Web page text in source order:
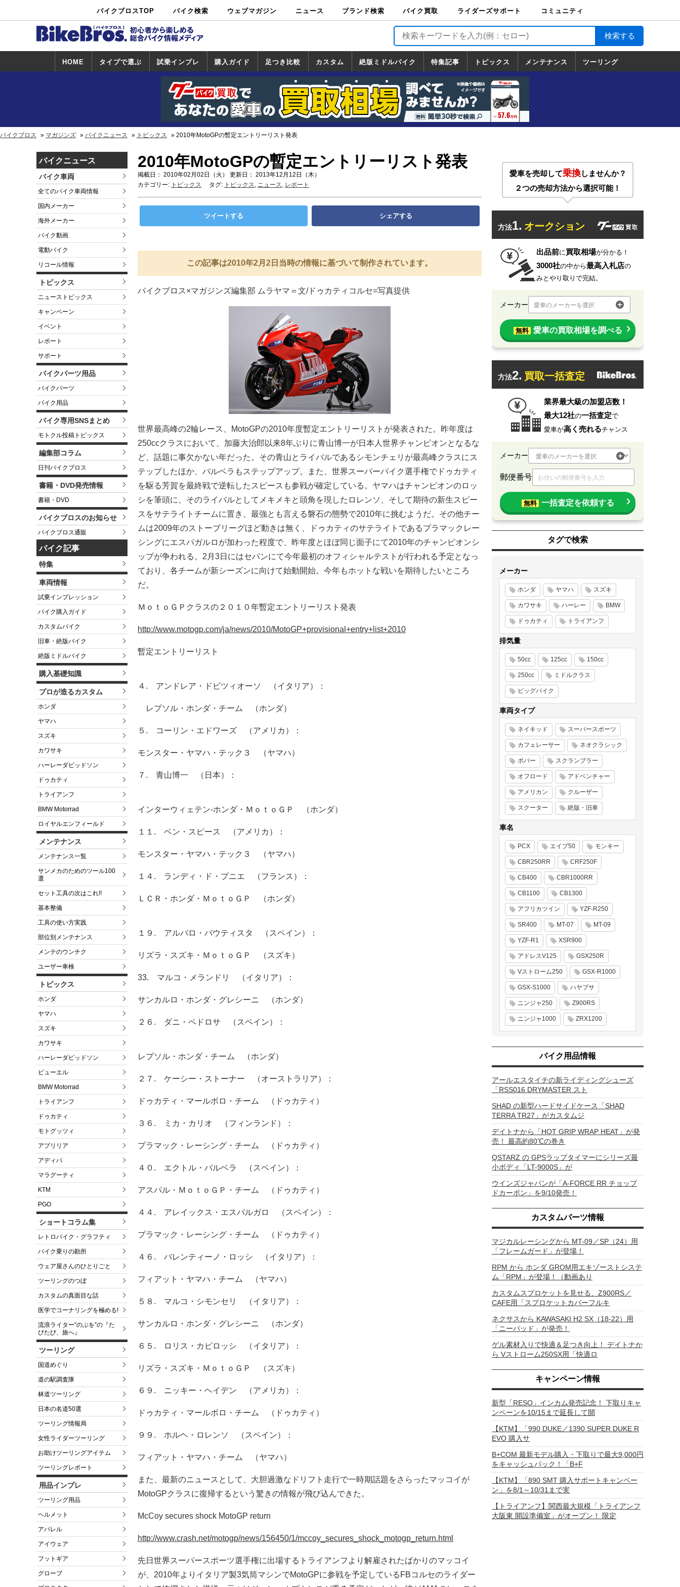
バイクブロスTOP バイク検索
中古バイ
ク・新車検
カタログ検
索
ショップ検
索
ウェブマガジン ニュース ブランド検索 バイク買取
バイク買取
ライダーズサポート
ライダーズサポート
TOP
バイク輸送
バイクガレージライ
フ
バイク車両保険
ロードサービス
バイク試乗
コミュニティ
HOME タイプで選ぶ 試乗インプレ
試乗インプレ
一覧
ホンダ
ヤマハ
スズキ
カワサキ
ハーレー
BMW
トライアンフ
ドゥカティ
購入ガイド
一覧
足つき比較 カスタム
カスタム
一覧
ホンダ
ヤマハ
スズキ
カワサキ
絶版ミドルバイク
絶版ミドルバイク
一覧
ホンダ
ヤマハ
スズキ
カワサキ
特集記事 トピックス
トピックス
一覧
ホンダ
ヤマハ
スズキ
カワサキ
ハーレーダ
ビッドソン
BMW
ドゥカティ
トライアン
フ
メンテナンス ツーリング
道の駅調査隊
ツーリング情報局
日本の道50選
国道めぐり
林道ツーリング
バイクブロス マガジンズ バイクニュース トピックス 2010年MotoGPの暫定エントリーリスト発表
バイクニュース
バイク車両
全てのバイク車両情報
国内メーカー
海外メーカー
バイク動画
電動バイク
リコール情報
トピックス
ニューストピックス
キャンペーン
イベント
レポート
サポート
バイクパーツ用品
バイクパーツ
バイク用品
バイク専用SNSまとめ
モトクル投稿トピックス
編集部コラム
日刊バイクブロス
書籍・DVD発売情報
書籍・DVD
バイクブロスのお知らせ
バイクブロス通販
バイク記事
特集
車両情報
試乗インプレッション
バイク購入ガイド
カスタムバイク
旧車・絶版バイク
絶版ミドルバイク
購入基礎知識
プロが造るカスタム
ホンダ
ヤマハ
スズキ
カワサキ
ハーレーダビッドソン
ドゥカティ
トライアンフ
BMW Motorrad
ロイヤルエンフィールド
メンテナンス
メンテナンス一覧
サンメカのためのツール100
選
セット工具の次はこれ!!
基本整備
工具の使い方実践
部位別メンテナンス
メンテのウンチク
ユーザー車検
トピックス
ホンダ
ヤマハ
スズキ
カワサキ
ハーレーダビッドソン
ビューエル
BMW Motorrad
トライアンフ
ドゥカティ
モトグッツィ
アプリリア
アディバ
マラグーティ
KTM
PGO
ショートコラム集
レトロバイク・グラフティ
バイク乗りの勘所
ウェア屋さんのひとりごと
ツーリングのつぼ
カスタムの真面目な話
医学でコーナリングを極める!
流浪ライター“のぶを”の『た
びたび、旅へ』
ツーリング
国道めぐり
道の駅調査隊
林道ツーリング
日本の名道50選
ツーリング情報局
女性ライダーツーリング
お助けツーリングアイテム
ツーリングレポート
用品インプレ
ツーリング用品
ヘルメット
アパレル
アイウェア
フットギア
グローブ
2010年MotoGPの暫定エントリーリスト発表
掲載日： 2010年02月02日（火） 更新日： 2013年12月12日（木）
カテゴリー: トピックス タグ: トピックス, ニュース, レポート
ツイートする シェアする
この記事は2010年2月2日当時の情報に基づいて制作されています。
バイクブロス×マガジンズ編集部 ムラヤマ＝文/ドゥカティコルセ=写真提供
世界最高峰の2輪レース、MotoGPの2010年度暫定エントリーリストが発表された。昨年度は
250ccクラスにおいて、加藤大治郎以来8年ぶりに青山博一が日本人世界チャンピオンとなるな
ど、話題に事欠かない年だった。その青山とライバルであるシモンチェリが最高峰クラスにス
テップしたほか、バルベラもステップアップ。また、世界スーパーバイク選手権でドゥカティ
を駆る芳賀を最終戦で逆転したスピースも参戦が確定している。ヤマハはチャンピオンのロッ
シを筆頭に、そのライバルとしてメキメキと頭角を現したロレンソ、そして期待の新生スピー
スをサテライトチームに置き、最強とも言える磐石の態勢で2010年に挑むようだ。その他チー
ムは2009年のストーブリーグほど動きは無く、ドゥカティのサテライトであるプラマックレー
シングにエスパガルロが加わった程度で、昨年度とほぼ同じ面子にて2010年のチャンピオンシ
ップが争われる。2月3日にはセパンにて今年最初のオフィシャルテストが行われる予定となっ
ており、各チームが新シーズンに向けて始動開始。今年もホットな戦いを期待したいところ
だ。
ＭｏｔｏＧＰクラスの２０１０年暫定エントリーリスト発表
http://www.motogp.com/ja/news/2010/MotoGP+provisional+entry+list+2010
暫定エントリーリスト
４. アンドレア・ドビツィオーソ （イタリア）：
レプソル・ホンダ・チーム （ホンダ）
５. コーリン・エドワーズ （アメリカ）：
モンスター・ヤマハ・テック３ （ヤマハ）
７. 青山博一 （日本）：
インターウィェテン‐ホンダ・ＭｏｔｏＧＰ （ホンダ）
１１. ベン・スピース （アメリカ）：
モンスター・ヤマハ・テック３ （ヤマハ）
１４. ランディ・ド・プニエ （フランス）：
ＬＣＲ・ホンダ・ＭｏｔｏＧＰ （ホンダ）
１９. アルバロ・バウティスタ （スペイン）：
リズラ・スズキ・ＭｏｔｏＧＰ （スズキ）
33. マルコ・メランドリ （イタリア）：
サンカルロ・ホンダ・グレシーニ （ホンダ）
２６. ダニ・ペドロサ （スペイン）：
レプソル・ホンダ・チーム （ホンダ）
２７. ケーシー・ストーナー （オーストラリア）：
ドゥカティ・マールボロ・チーム （ドゥカティ）
３６. ミカ・カリオ （フィンランド）：
プラマック・レーシング・チーム （ドゥカティ）
４０. エクトル・バルベラ （スペイン）：
アスパル・ＭｏｔｏＧＰ・チーム （ドゥカティ）
４４. アレイックス・エスパルガロ （スペイン）：
プラマック・レーシング・チーム （ドゥカティ）
４６. バレンティーノ・ロッシ （イタリア）：
フィアット・ヤマハ・チーム （ヤマハ）
５８. マルコ・シモンセリ （イタリア）：
サンカルロ・ホンダ・グレシーニ （ホンダ）
６５. ロリス・カピロッシ （イタリア）：
リズラ・スズキ・ＭｏｔｏＧＰ （スズキ）
６９. ニッキー・ヘイデン （アメリカ）：
ドゥカティ・マールボロ・チーム （ドゥカティ）
９９. ホルヘ・ロレンソ （スペイン）：
フィアット・ヤマハ・チーム （ヤマハ）
また、最新のニュースとして、大胆過激なドリフト走行で一時期話題をさらったマッコイが
MotoGPクラスに復帰するという驚きの情報が飛び込んできた。
McCoy secures shock MotoGP return
http://www.crash.net/motogp/news/156450/1/mccoy_secures_shock_motogp_return.html
先日世界スーパースポーツ選手権に出場するトライアンフより解雇されたばかりのマッコイ
が、2010年よりイタリア製3気筒マシンでMotoGPに参戦を予定しているFBコルセのライダー
愛車を売却して乗換しませんか？
２つの売却方法から選択可能！
方法1. オークション
出品前に買取相場が分かる！
3000社の中から最高入札店の
みとやり取りで完結。
メーカー 愛車のメーカーを選択
無料 愛車の買取相場を調べる
方法2. 買取一括査定
業界最大級の加盟店数！
最大12社の一括査定で
愛車が高く売れるチャンス
メーカー
郵便番号
無料 一括査定を依頼する
タグで検索
メーカー
ホンダ ヤマハ スズキ
カワサキ ハーレー BMW
ドゥカティ トライアンフ
排気量
50cc 125cc 150cc
250cc ミドルクラス
ビッグバイク
車両タイプ
ネイキッド スーパースポーツ
カフェレーサー ネオクラシック
ボバー スクランブラー
オフロード アドベンチャー
アメリカン クルーザー
スクーター 絶版・旧車
車名
PCX エイプ50 モンキー
CBR250RR CRF250F
CB400 CBR1000RR
CB1100 CB1300
アフリカツイン YZF-R250
SR400 MT-07 MT-09
YZF-R1 XSR900
アドレスV125 GSX250R
Vストローム250 GSX-R1000
GSX-S1000 ハヤブサ
ニンジャ250 Z900RS
ニンジャ1000 ZRX1200
バイク用品情報
アールエスタイチの新ライディングシューズ
「RSS016 DRYMASTER スト
SHAD の新型ハードサイドケース「SHAD
TERRA TR27」がカスタムジ
デイトナから「HOT GRIP WRAP HEAT」が発
売！ 最高約80℃の巻き
QSTARZ の GPSラップタイマーにシリーズ最
小ボディ「LT-9000S」が
ウインズジャパンが「A-FORCE RR チョップ
ドカーボン」を9/10発売！
カスタムパーツ情報
マジカルレーシングから MT-09／SP（24）用
「フレームガード」が登場！
RPM から ホンダ GROM用エキゾーストシステ
ム「RPM」が登場！（動画あり
カスタムスプロケットを見せる、Z900RS／
CAFE用「スプロケットカバーフルキ
ネクサスから KAWASAKI H2 SX（18-22）用
「ニーパッド」が発売！
ゲル素材入りで快適＆足つき向上！ デイトナか
ら Vストローム250SX用「快適ロ
キャンペーン情報
新型「RESO」インカム発売記念！ 下取りキャ
ンペーンを10/15まで延長して開
【KTM】「990 DUKE／1390 SUPER DUKE R
EVO 購入サ
B+COM 最新モデル購入・下取りで最大9,000円
をキャッシュバック！「B+F
【KTM】「890 SMT 購入サポートキャンペー
ン」を8/1～10/31まで実
【トライアンフ】関西最大規模「トライアンフ
大阪東 開設準備室」がオープン！ 限定